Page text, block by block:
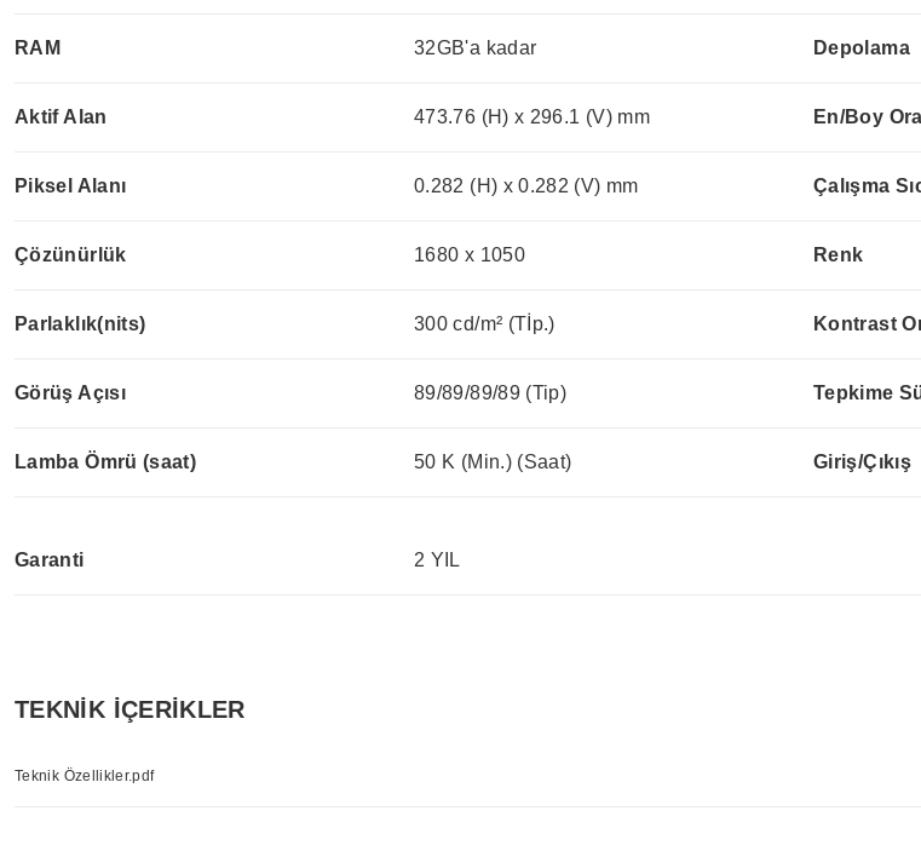
RAM 32GB'a kadar Depolama
Aktif Alan 473.76 (H) x 296.1 (V) mm En/Boy
Piksel Alanı 0.282 (H) x 0.282 (V) mm Çalışma
Çözünürlük 1680 x 1050 Renk
Parlaklık(nits) 300 cd/m² (Tİp.) Kontrast
Görüş Açısı 89/89/89/89 (Tip) Tepkime
Lamba Ömrü (saat) 50 K (Min.) (Saat) Giriş/Çıkış
Garanti 2 YIL
TEKNİK İÇERİKLER
Teknik Özellikler.pdf